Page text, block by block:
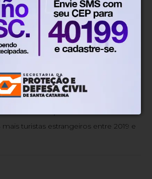
Há 5 dias
país que mais ampliou
diz OCDE
mais turistas estrangeiros entre 2019 e